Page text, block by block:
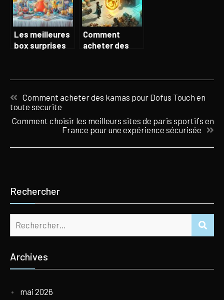
bonus
attrayants
sortie
Les meilleures
box surprises
dresseur
Comment
acheter des
toute securite
de
l’article
Comment acheter des kamas pour Dofus Touch en
toute securite
Comment choisir les meilleurs sites de paris sportifs en
France pour une expérience sécurisée
Rechercher
Rechercher :
Archives
mai 2026